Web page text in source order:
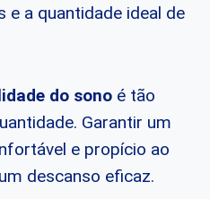
e a quantidade ideal de
do sono é tão
Garantir um
e propício ao
descanso eficaz.